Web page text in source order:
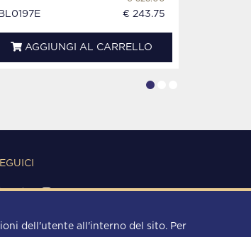
BL0197E € 243.75
AGGIUNGI AL CARRELLO
DI PAGAMENTO
dell'utente all'interno del sito. Per